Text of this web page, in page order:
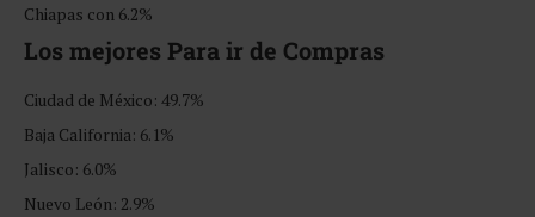
Chiapas con 6.2%
Los mejores Para ir de Compras
Ciudad de México: 49.7%
Baja California: 6.1%
Jalisco: 6.0%
Nuevo León: 2.9%